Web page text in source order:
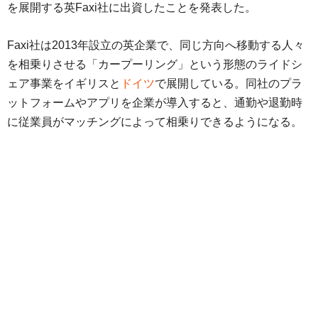
を展開する英Faxi社に出資したことを発表した。
Faxi社は2013年設立の英企業で、同じ方向へ移動する人々
を相乗りさせる「カープーリング」という形態のライドシ
ェア事業をイギリスと ドイツで展開している。同社のプラ
ットフォームやアプリを企業が導入すると、通勤や退勤時
に従業員がマッチングによって相乗りできるようになる。